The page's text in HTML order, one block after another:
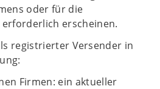
oder für die
erscheinen.
registrierter Versender in
Firmen: ein aktueller